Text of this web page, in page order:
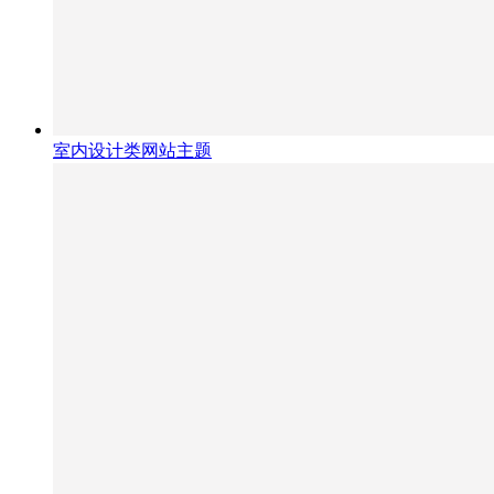
室内设计类网站主题